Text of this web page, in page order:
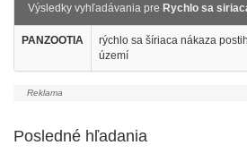
Výsledky vyhľadávania pre Rychlo sa
PANZOOTIA
rýchlo sa šíriaca nákaza
území
Posledné hľadania